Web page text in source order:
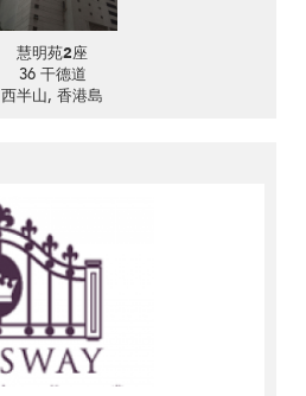
慧明苑2座
36 干德道
西半山, 香港島